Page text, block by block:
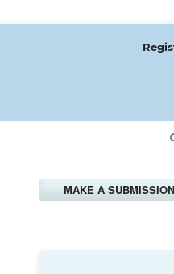
MAKE A SUBMISSION